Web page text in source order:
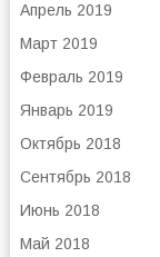
Апрель 2019
Март 2019
Февраль 2019
Январь 2019
Октябрь 2018
Сентябрь 2018
Июнь 2018
Май 2018